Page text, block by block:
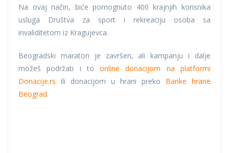
Na ovaj način, biće pomognuto 400 krajnjih korisnika
usluga Društva za sport i rekreaciju osoba sa
invaliditetom iz Kragujevca.
Beogradski maraton je završen, ali kampanju i dalje
možeš podržati i toonline donacijom na platformi
Donacije.rs ili donacijom u hrani preko Banke hrane
Beograd.